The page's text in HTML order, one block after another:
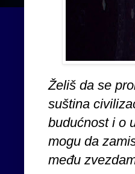
Želiš da se
suština
budućnost i o
mogu da
među